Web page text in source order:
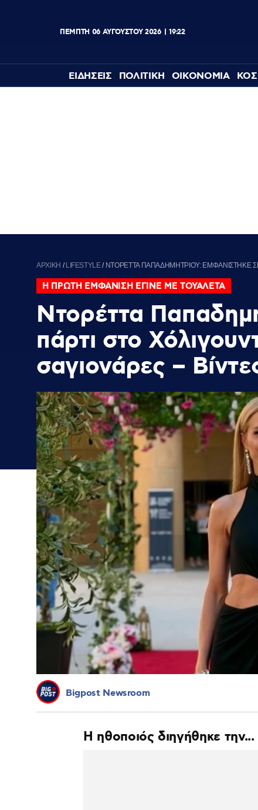
ΠΕΜΠΤΗ 06 ΑΥΓΟΥΣΤΟΥ 2026 19:22
ΕΙΔΗΣΕΙΣ ΠΟΛΙΤΙΚΗ ΟΙΚΟΝΟΜΙΑ
ΑΡΧΙΚΗ / LIFESTYLE/ ΝΤΟΡΕΤΤΑ ΠΑΠΑΔΗΜΗΤΡΙΟΥ: ΕΜΦΑΝΙΣΤΗΚΕ
Η ΠΡΩΤΗ ΕΜΦΑΝΙΣΗ ΕΓΙΝΕ ΜΕ ΤΟΥΑΛΕΤΑ
Ντορέττα
πάρτι στο
σαγιονάρες –
Bigpost Newsroom
Η ηθοποιός διηγήθηκε την...